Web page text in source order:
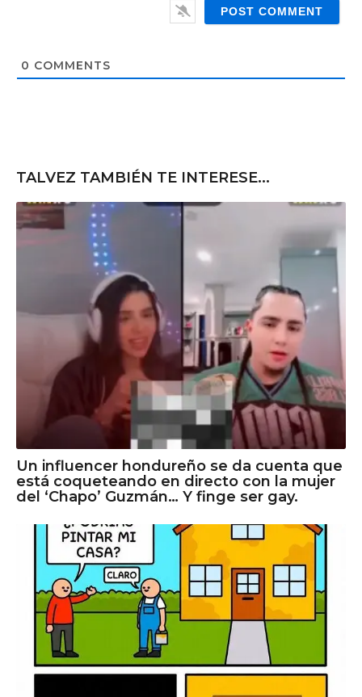
e
0 COMMENTS
TALVEZ TAMBIÉN TE INTERESE...
Un influencer hondureño se da cuenta que
está coqueteando en directo con la mujer
del ‘Chapo’ Guzmán… Y finge ser gay.